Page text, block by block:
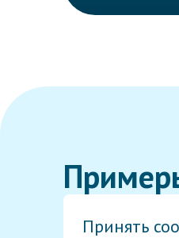
Принять